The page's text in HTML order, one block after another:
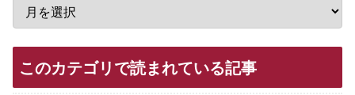
このカテゴリで読まれている記事